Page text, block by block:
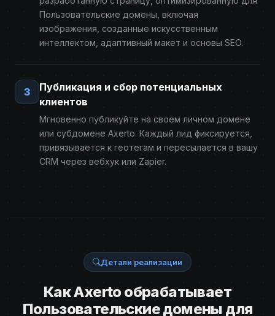
Пользовательские домены, включая
изображения, созданные искусственным
интеллектом, адаптивный макет и основы SEO.
3
Публикация и сбор потенциальных
клиентов
Мгновенно публикуйте на своем личном домене
или субдомене Axerto. Каждый лид фиксируется,
привязывается к геотегам и пересылается в вашу
CRM через вебхук или Zapier.
Детали реализации
Как Axerto обрабатывает
Пользовательские домены для